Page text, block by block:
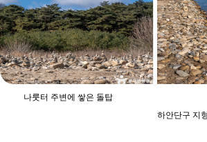
나룻터 주변에
하안단구 지형에서 볼 수